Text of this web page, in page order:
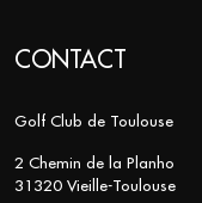
CONTACT
Golf Club de Toulouse
2 Chemin de la Planho
31320 Vieille-Toulouse